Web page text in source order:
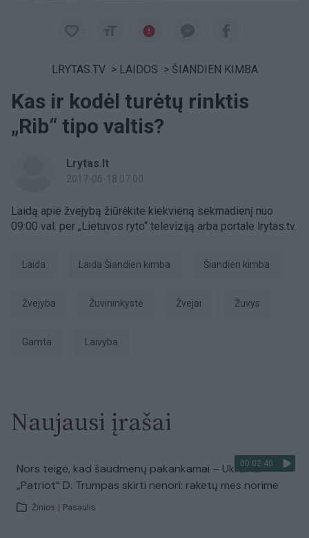
LRYTAS.TV > LAIDOS > ŠIANDIEN KIMBA
Kas ir kodėl turėtų rinktis
„Rib“ tipo valtis?
Lrytas.lt
2017-06-18 07:00
Laidą apie žvejybą žiūrėkite kiekvieną sekmadienį nuo
09:00 val. per „Lietuvos ryto“ televiziją arba portale lrytas.tv.
laida laida Šiandien kimba šiandien kimba
Žvejyba žuvininkystė žvejai žuvys
Gamta laivyba
Naujausi įrašai
00:02:40
Nors teigė, kad šaudmenų pakankamai – Ukrainai
„Patriot“ D. Trumpas skirti nenori: raketų mes norime
Žinios Pasaulis